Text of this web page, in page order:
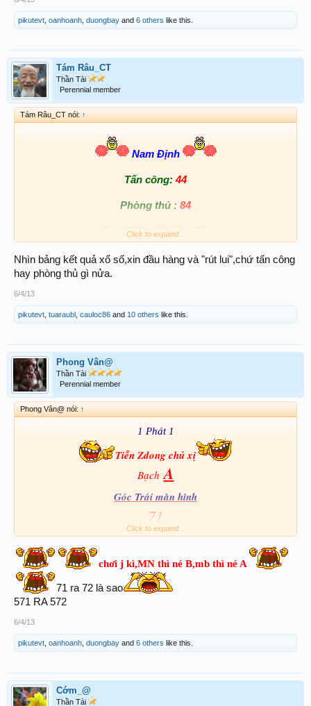
pikutevt oanhoanh duongbay and 6 others like this.
Tám Râu_CT
Thần Tài
Perennial member
Tám Râu_CT nói: ↑
Nam Định
Tấn công: 44
Phòng thủ : 84
Chúc ACE Ngày Thứ 7 May Mắn!
Click to expand...
Nhìn bảng kết quả xổ số,xin đầu hàng và "rút lui",chứ tấn công
hay phòng thủ gì nửa.
6/4/13
pikutevt tuaraubl cauloc86 and 10 others like this.
Phong Vân@
Thần Tài
Perennial member
Phong Vân@ nói: ↑
1 Phát 1
Tiễn Zdong chủ xị
Bạch A
Góc Trái màn hình
71
Bạch Lô
571
Click to expand...
chơi j kì,MN thì né B,mb thì né A
71 ra 72 là sao
571 RA 572
6/4/13
pikutevt oanhoanh duongbay and 6 others like this.
Cớm_@
Thần Tài